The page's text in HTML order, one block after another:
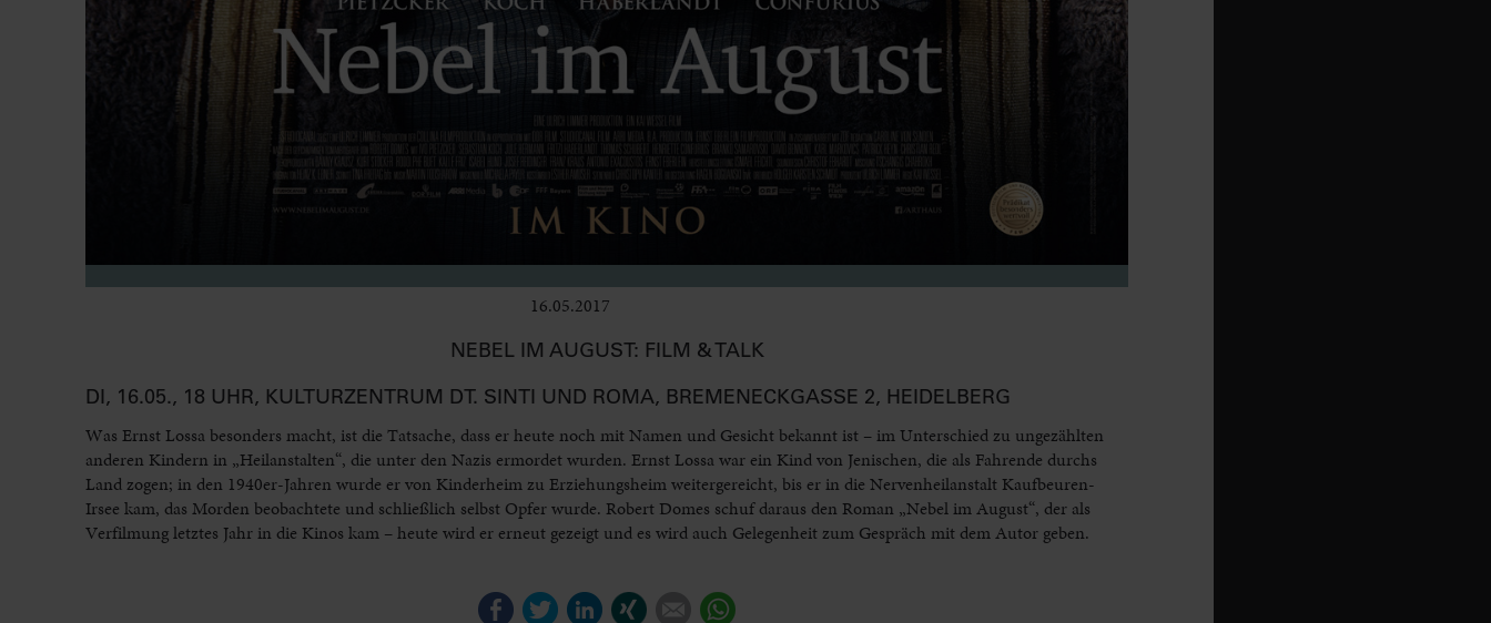
16.05.2017
NEBEL IM AUGUST: FILM & TALK
DI, 16.05., 18 UHR, KULTURZENTRUM DT. SINTI UND ROMA, BREMENECKGASSE 2, HEIDELBERG
Was Ernst Lossa besonders macht, ist die Tatsache, dass er heute noch mit Namen und Gesicht bekannt ist – im Unterschied zu ungezählten
anderen Kindern in „Heilanstalten“, die unter den Nazis ermordet wurden. Ernst Lossa war ein Kind von Jenischen, die als Fahrende durchs
Land zogen; in den 1940er-Jahren wurde er von Kinderheim zu Erziehungsheim weitergereicht, bis er in die Nervenheilanstalt Kaufbeuren-
Irsee kam, das Morden beobachtete und schließlich selbst Opfer wurde. Robert Domes schuf daraus den Roman „Nebel im August“, der als
Verfilmung letztes Jahr in die Kinos kam – heute wird er erneut gezeigt und es wird auch Gelegenheit zum Gespräch mit dem Autor geben.
FacebookTwitterLinkedIn E-mail